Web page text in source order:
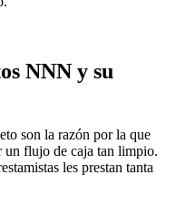
NNN y su
son la razón por la que
un flujo de caja tan limpio.
les prestan tanta